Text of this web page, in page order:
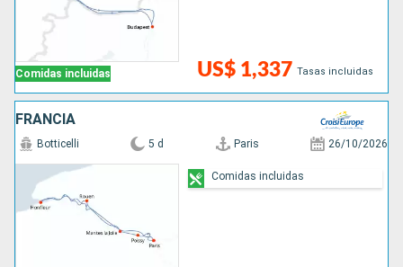
Comidas incluidas US$ 1,337 Tasas incluidas
FRANCIA
Botticelli 5 d Paris 26/10/2026
Comidas incluidas